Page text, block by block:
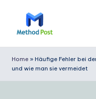
e
t
Home » Häufige Fehler bei
und wie man sie vermeidet